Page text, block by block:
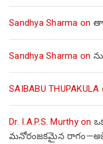
Sandhya Sharma on
Sandhya Sharma on
SAIBABU THUPAKULA
Dr. I.A.P.S. Murthyon
మనోరంజకమైన